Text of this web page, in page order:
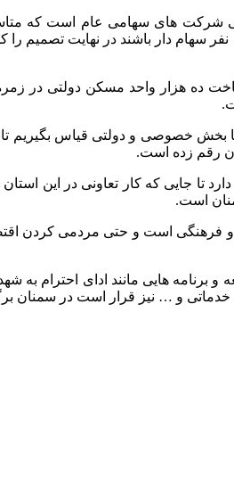
شرکت های سهامی عام است که
سهامی عام تفاوت بسیاری دارند در شرکت های سهامی عام حتی از ۱۰۰ هزار تا یک
ده هزار واحد مسکن دولتی در
واحد مسکونی بسازد و کافی است این تعداد را با بخش خصوصی
رقم زده است.
است.
فرهنگی است و حتی مردمی کردن
برنامه هایی مانند ادای احترام به
خدماتی و … نیز قرار است در سمنان